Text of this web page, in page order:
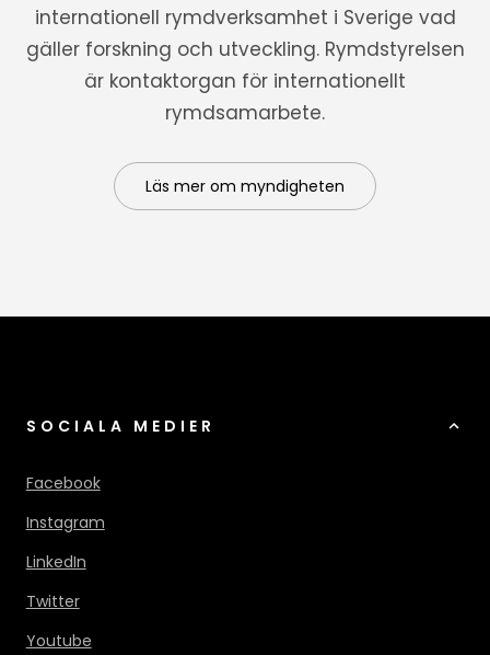
internationell rymdverksamhet i Sverige vad
gäller forskning och utveckling. Rymdstyrelsen
är kontaktorgan för internationellt
rymdsamarbete.
Läs mer om myndigheten
SOCIALA MEDIER
Facebook
Instagram
LinkedIn
Twitter
Youtube